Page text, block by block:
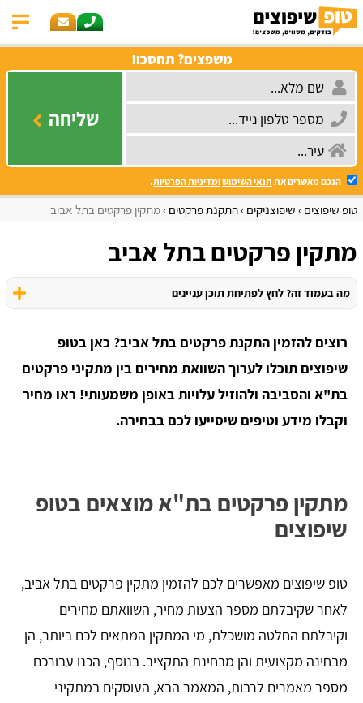
משפצים? תחסכו!
שליחה
הנכם מאשרים את תנאי השימושומדיניות הפרטיות.
טופ שיפוצים שיפוצניקים התקנת פרקטים מתקין פרקטים בתל אביב
מתקין פרקטים בתל אביב
מה בעמוד זה? לחץ לפתיחת תוכן עניינים
רוצים להזמין התקנת פרקטים בתל אביב? כאן בטופ
שיפוצים תוכלו לערוך השוואת מחירים בין מתקיני פרקטים
בת"א והסביבה ולהוזיל עלויות באופן משמעותי! ראו מחיר
וקבלו מידע וטיפים שיסייעו לכם בבחירה.
מתקין פרקטים בת"א מוצאים בטופ
שיפוצים
טופ שיפוצים מאפשרים לכם להזמין מתקין פרקטים בתל אביב,
לאחר שקיבלתם מספר הצעות מחיר, השוואתם מחירים
וקיבלתם החלטה מושכלת, מי המתקין המתאים לכם ביותר, הן
מבחינה מקצועית והן מבחינת התקציב. בנוסף, הכנו עבורכם
מספר מאמרים לרבות, המאמר הבא, העוסקים במתקיני